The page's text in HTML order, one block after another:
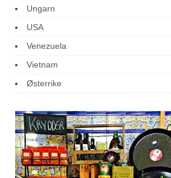
Ungarn
USA
Venezuela
Vietnam
Østerrike